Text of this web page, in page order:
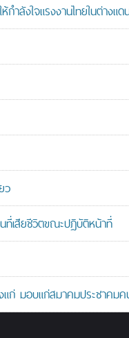
ลังใจแรงงานไทยในต่างแด
ว
ที่เสียชีวิตขณะปฏิบัติหน้าที่
มอบแก่สมาคมประชาคมค